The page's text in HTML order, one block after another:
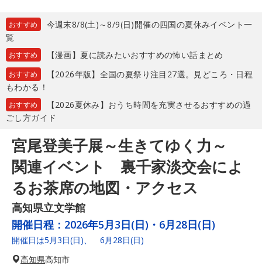
おすすめ
今週末8/8(土)～8/9(日)開催の四国の夏休みイベント一
覧
おすすめ 【漫画】夏に読みたいおすすめの怖い話まとめ
おすすめ
【2026年版】全国の夏祭り注目27選。見どころ・日程
もわかる！
おすすめ
【2026夏休み】おうち時間を充実させるおすすめの過
ごし方ガイド
宮尾登美子展～生きてゆく力～
関連イベント 裏千家淡交会によ
るお茶席の地図・アクセス
高知県立文学館
開催日程： 2026年5月3日(日)・6月28日(日)
開催日は5月3日(日)、 6月28日(日)
高知県高知市